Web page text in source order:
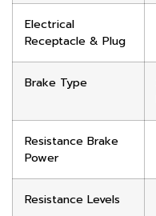
Electrical
Receptacle & Plug
Brake Type
Resistance Brake
Power
Resistance Levels